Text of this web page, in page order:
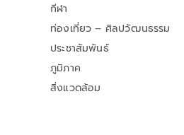
กีฬา
ท่องเที่ยว – ศิลปวัฒนธรรม
ประชาสัมพันธ์
ภูมิภาค
สิ่งแวดล้อม